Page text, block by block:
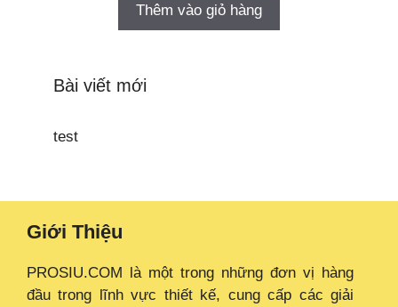
Thêm vào giỏ hàng
Bài viết mới
test
Giới Thiệu
PROSIU.COM là một trong những đơn vị hàng
đầu trong lĩnh vực thiết kế, cung cấp các giải